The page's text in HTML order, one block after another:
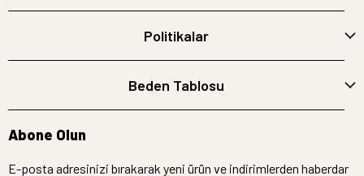
Politikalar
Beden Tablosu
Abone Olun
E-posta adresinizi bırakarak yeni ürün ve indirimlerden haberdar